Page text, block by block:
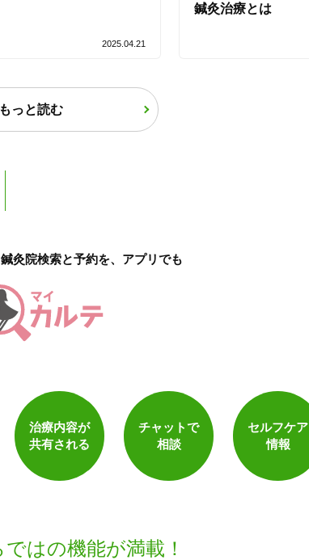
経験豊富なスタッフ在籍
結果を見る
2025.04.21
鍼灸治療とは
っと読む
鍼灸院検索と予約を、アプリでも
治療内容が
共有される
チャットで
相談
セルフケア
情報
ではの機能が満載！